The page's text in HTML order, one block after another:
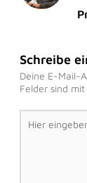
Schreibe
Deine E-Mail-
Felder sind mit
Hier
eingeben…